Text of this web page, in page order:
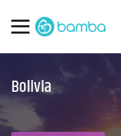
Bolivia